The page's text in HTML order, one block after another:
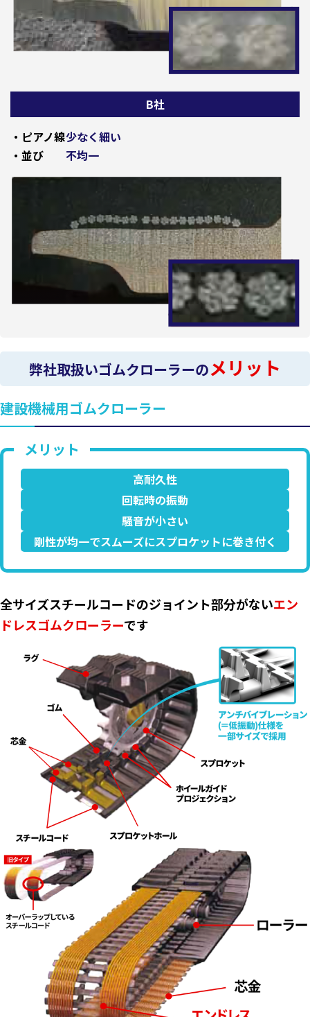
B社
・ピアノ線少なく細い
・並び
不均一
弊社取扱いゴムクローラーのメリット
建設機械用ゴムクローラー
高耐久性
回転時の振動
騒音が小さい
剛性が均一でスムーズにスプロケットに巻き付く
全サイズスチールコードのジョイント部分がないエン
ドレスゴムクローラーです